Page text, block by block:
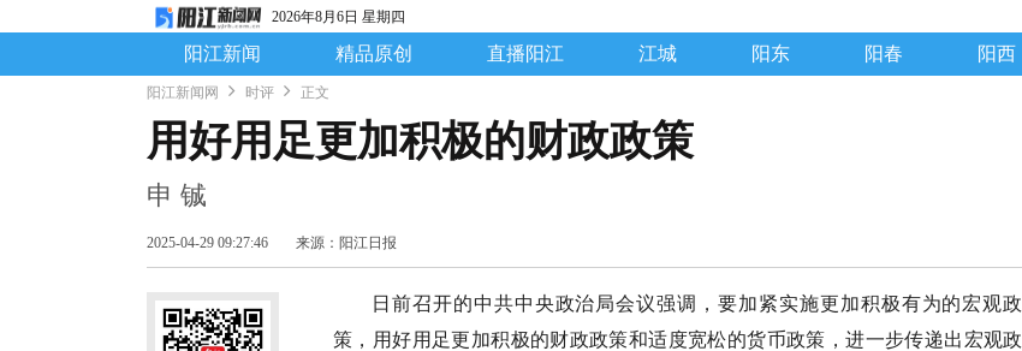
2026年8月6日 星期四
阳江新闻 精品原创 直播阳江 江城 阳东 阳春 阳西
阳江新闻网 时评 正文
用好用足更加积极的财政政策
申 铖
2025-04-29 09:27:46 来源：阳江日报
日前召开的中共中央政治局会议强调，要加紧实施更加积极有为的宏观政
策，用好用足更加积极的财政政策和适度宽松的货币政策，进一步传递出宏观政